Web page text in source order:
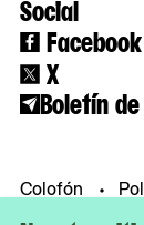
Social
Facebook
X
Boletín
Colofón